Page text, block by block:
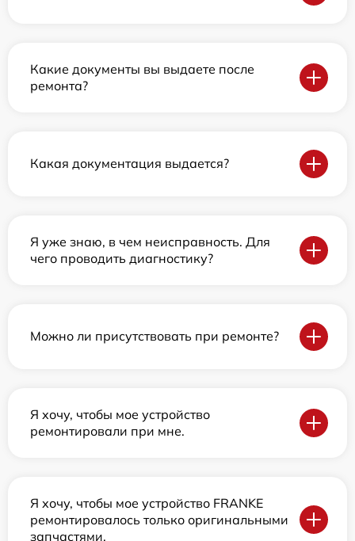
Какие документы вы выдаете после
ремонта?
Какая документация выдается?
Я уже знаю, в чем неисправность. Для
чего проводить диагностику?
Можно ли присутствовать при ремонте?
Я хочу, чтобы мое устройство
ремонтировали при мне.
Я хочу, чтобы мое устройство FRANKE
ремонтировалось только оригинальными
запчастями.